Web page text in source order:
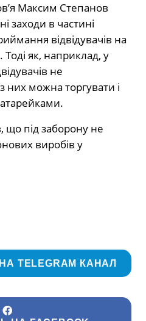
Максим Степанов
заходи в частині
відвідувачів на
як, наприклад, у
не
них можна торгувати і
що під заборону не
виробів у
TELEGRAM КАНАЛ